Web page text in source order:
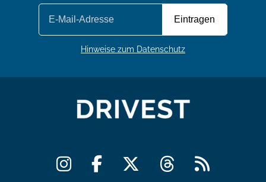
Hinweise zum Datenschutz